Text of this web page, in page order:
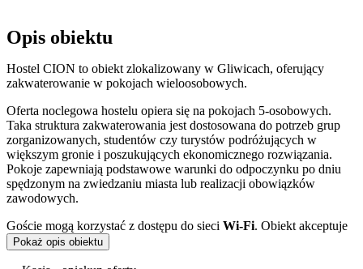
Opis obiektu
Hostel CION to obiekt zlokalizowany w Gliwicach, oferujący
zakwaterowanie w pokojach wieloosobowych.
Oferta noclegowa hostelu opiera się na pokojach 5-osobowych.
Taka struktura zakwaterowania jest dostosowana do potrzeb grup
zorganizowanych, studentów czy turystów podróżujących w
większym gronie i poszukujących ekonomicznego rozwiązania.
Pokoje zapewniają podstawowe warunki do odpoczynku po dniu
spędzonym na zwiedzaniu miasta lub realizacji obowiązków
zawodowych.
Goście mogą korzystać z dostępu do sieci Wi-Fi. Obiekt akceptuje
płatności gotówką, kartą kredytową oraz przelewem.
Pokaż opis obiektu